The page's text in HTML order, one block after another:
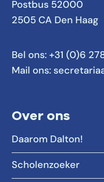
Postbus 52000
2505 CA Den Haag
Bel ons: +31 (0)6
Mail ons:
Over ons
Daarom Dalton!
Scholenzoeker